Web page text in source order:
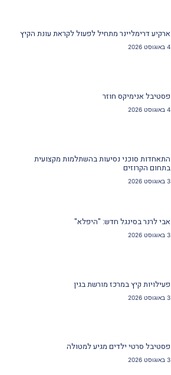
ארקיע דרימליינר מתחיל לפעול לקראת עונת הקיץ
4 באוגוסט 2026
פסטיבל אנימיקס חוזר
4 באוגוסט 2026
התאחדות סוכני נסיעות בהשתלמות מקצועית
בתחום הקרוזים
3 באוגוסט 2026
אבי לרנר בסינגל חדש: "היפלא"
3 באוגוסט 2026
פעילויות קיץ במרכז מורשת בגין
3 באוגוסט 2026
פסטיבל סרטי ילדים מגיע למטולה
3 באוגוסט 2026